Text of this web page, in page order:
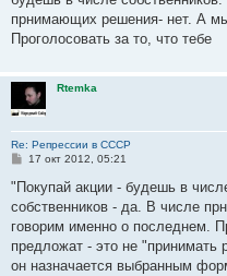
прнимающих решения- нет. А
Проголосовать за то, что тебе
Rtemka
Re: Репрессии в СССР
С
о
щ
е
и
е
17 окт 2012, 05:21
"Покупай акции - будешь в
собственников - да. В числе
говорим именно о последнем.
предложат - это не
он назначается выбранным